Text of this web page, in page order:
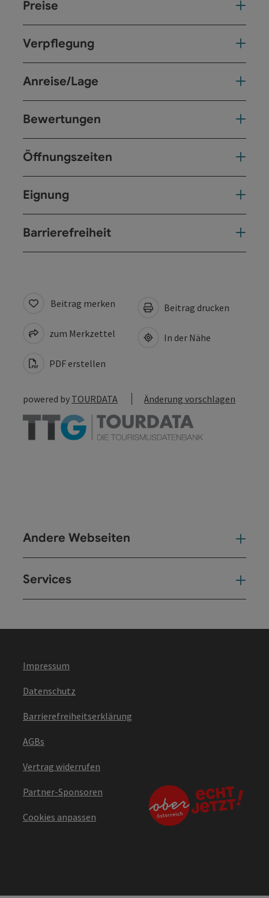
Preise
Verpflegung
Anreise/Lage
Bewertungen
Öffnungszeiten
Eignung
Barrierefreiheit
Beitrag merken
zum Merkzettel
PDF erstellen
Beitrag drucken
In der Nähe
powered by TOURDATA Änderung vorschlagen
Andere Webseiten
Services
Impressum
Datenschutz
Barrierefreiheitserklärung
AGBs
Vertrag widerrufen
Partner-Sponsoren
Cookies anpassen